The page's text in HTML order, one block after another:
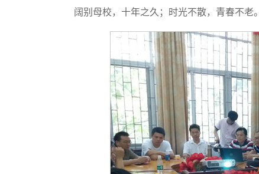
阔别母校，十年之久；时光不散，青春不老。